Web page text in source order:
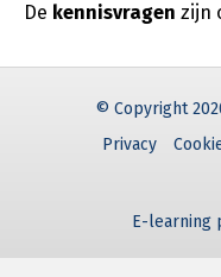
De kennisvragen zijn
© Copyright
Privacy
E-learning